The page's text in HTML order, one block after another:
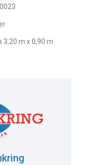
3,20 m x 0,90 m